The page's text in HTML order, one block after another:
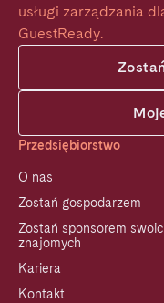
usługi zarządzania
GuestReady.
Przedsiębiorstwo
O nas
Zostań gospodarzem
Zostań sponsorem
znajomych
Kariera
Kontakt